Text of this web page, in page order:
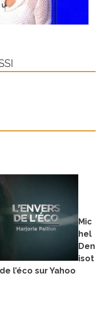
Mic
hel
Den
isot
l’éco sur Yahoo